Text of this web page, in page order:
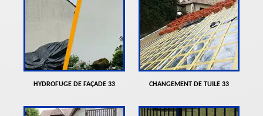
HYDROFUGE DE FAÇADE 33 CHANGEMENT DE TUILE 33